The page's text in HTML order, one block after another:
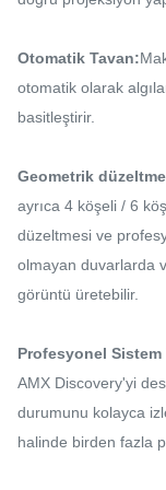
Otomatik Tavan:
otomatik olarak
basitleştirir.
Geometrik
ayrıca 4 köşeli / 6
düzeltmesi ve
olmayan duvarlarda
görüntü üretebilir.
Profesyonel
AMX Discovery'yi
durumunu kolayca
halinde birden fazla